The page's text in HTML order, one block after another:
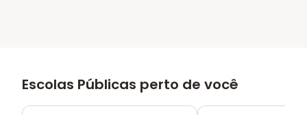
Escolas Públicas perto de você